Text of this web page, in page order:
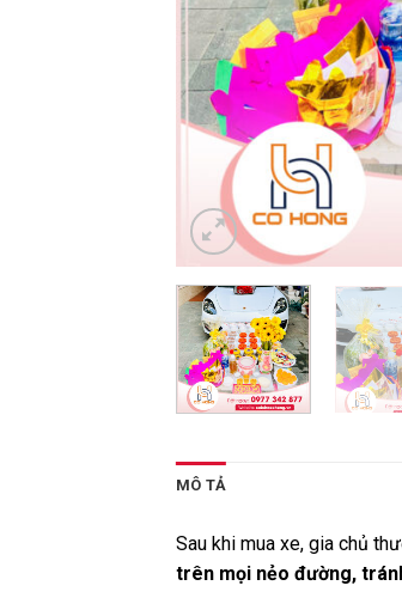
MÔ TẢ
Sau khi mua xe, gia chủ
trên mọi nẻo đường,